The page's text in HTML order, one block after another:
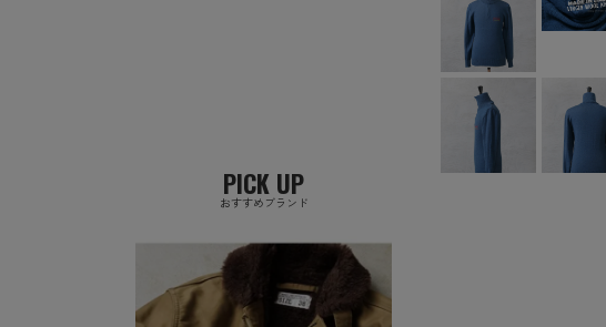
PICK UP
おすすめブランド